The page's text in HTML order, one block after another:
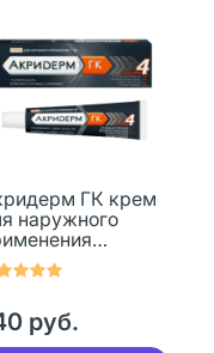
ГК крем
наружного
15 г
руб.